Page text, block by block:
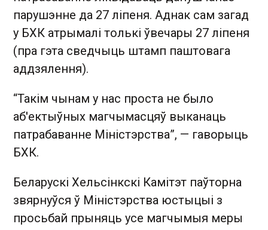
парушэнне да 27 ліпеня. Аднак сам загад
у БХК атрымалі толькі ўвечары 27 ліпеня
(пра гэта сведчыць штамп паштовага
аддзялення).
“Такім чынам у нас проста не было
аб'ектыўных магчымасцяў выканаць
патрабаванне Міністэрства”, — гаворыць
БХК.
Беларускі Хельсінкскі Камітэт паўторна
звярнуўся ў Міністэрства юстыцыі з
просьбай прыняць усе магчымыя меры